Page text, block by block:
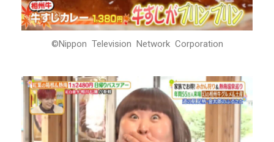
©Nippon Television Network Corporation